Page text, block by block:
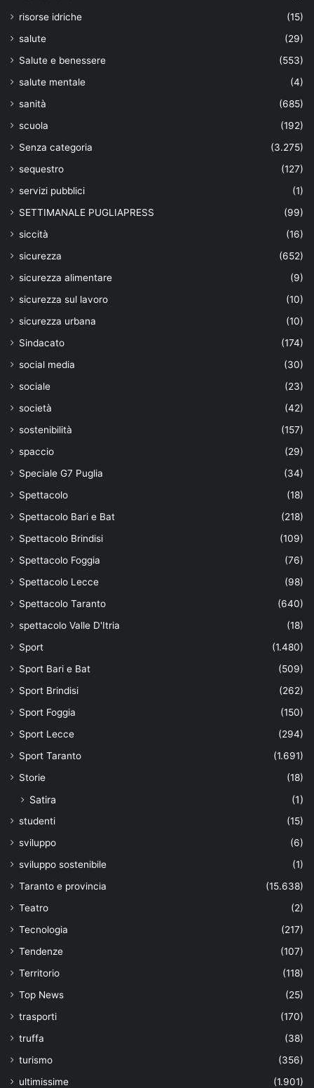
risorse idriche
(15)
salute
(29)
Salute e benessere
(553)
salute mentale
(4)
sanità
(685)
scuola
(192)
Senza categoria
(3.275)
sequestro
(127)
servizi pubblici
(1)
SETTIMANALE PUGLIAPRESS
(99)
siccità
(16)
sicurezza
(652)
sicurezza alimentare
(9)
sicurezza sul lavoro
(10)
sicurezza urbana
(10)
Sindacato
(174)
social media
(30)
sociale
(23)
società
(42)
sostenibilità
(157)
spaccio
(29)
Speciale G7 Puglia
(34)
Spettacolo
(18)
Spettacolo Bari e Bat
(218)
Spettacolo Brindisi
(109)
Spettacolo Foggia
(76)
Spettacolo Lecce
(98)
Spettacolo Taranto
(640)
spettacolo Valle D'Itria
(18)
Sport
(1.480)
Sport Bari e Bat
(509)
Sport Brindisi
(262)
Sport Foggia
(150)
Sport Lecce
(294)
Sport Taranto
(1.691)
Storie
(18)
Satira (1)
studenti
(15)
sviluppo
(6)
sviluppo sostenibile
(1)
Taranto e provincia
(15.638)
Teatro
(2)
Tecnologia
(217)
Tendenze
(107)
Territorio
(118)
Top News
(25)
trasporti
(170)
truffa
(38)
turismo
(356)
ultimissime
(1.901)